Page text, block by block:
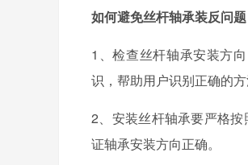
如何避免丝杆轴承装反问题
1、检查丝杆轴承安装方
识，帮助用户识别正确的
2、安装丝杆轴承要严格
证轴承安装方向正确。